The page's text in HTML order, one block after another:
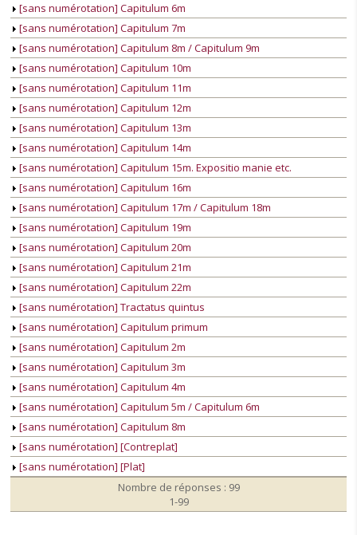
[sans numérotation] Capitulum 6m
[sans numérotation] Capitulum 7m
[sans numérotation] Capitulum 8m / Capitulum 9m
[sans numérotation] Capitulum 10m
[sans numérotation] Capitulum 11m
[sans numérotation] Capitulum 12m
[sans numérotation] Capitulum 13m
[sans numérotation] Capitulum 14m
[sans numérotation] Capitulum 15m. Expositio manie etc.
[sans numérotation] Capitulum 16m
[sans numérotation] Capitulum 17m / Capitulum 18m
[sans numérotation] Capitulum 19m
[sans numérotation] Capitulum 20m
[sans numérotation] Capitulum 21m
[sans numérotation] Capitulum 22m
[sans numérotation] Tractatus quintus
[sans numérotation] Capitulum primum
[sans numérotation] Capitulum 2m
[sans numérotation] Capitulum 3m
[sans numérotation] Capitulum 4m
[sans numérotation] Capitulum 5m / Capitulum 6m
[sans numérotation] Capitulum 8m
[sans numérotation] [Contreplat]
[sans numérotation] [Plat]
Nombre de réponses : 99
1-99